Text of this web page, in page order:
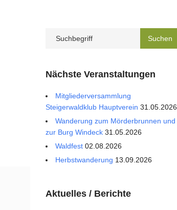
Nächste Veranstaltungen
Mitgliederversammlung
Steigerwaldklub Hauptverein 31.05.2026
Wanderung zum Mörderbrunnen und
zur Burg Windeck 31.05.2026
Waldfest 02.08.2026
Herbstwanderung 13.09.2026
Aktuelles / Berichte